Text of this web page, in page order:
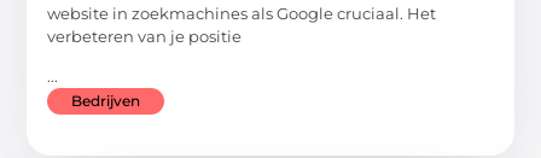
website in zoekmachines als Google cruciaal. Het
verbeteren van je positie
...
Bedrijven